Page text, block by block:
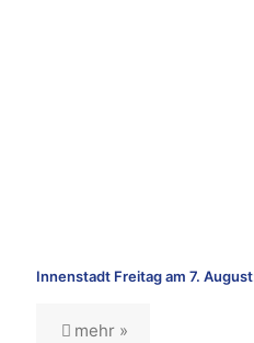
Innenstadt Freitag am 7.
mehr »